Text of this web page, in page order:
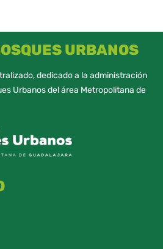
URBANOS
dedicado a la administración
Urbanos del área Metropolitana de